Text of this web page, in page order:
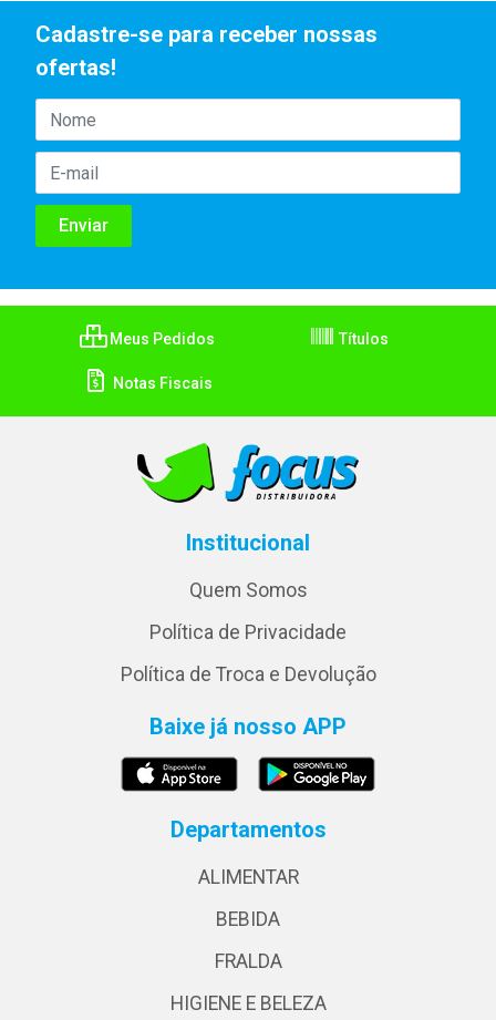
Cadastre-se para receber nossas
ofertas!
Meus Pedidos Títulos
Notas Fiscais
Institucional
Quem Somos
Política de Privacidade
Política de Troca e Devolução
Baixe já nosso APP
Departamentos
ALIMENTAR
BEBIDA
FRALDA
HIGIENE E BELEZA